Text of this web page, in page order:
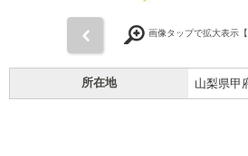
画像タップで拡大表示【
所在地 山梨県甲